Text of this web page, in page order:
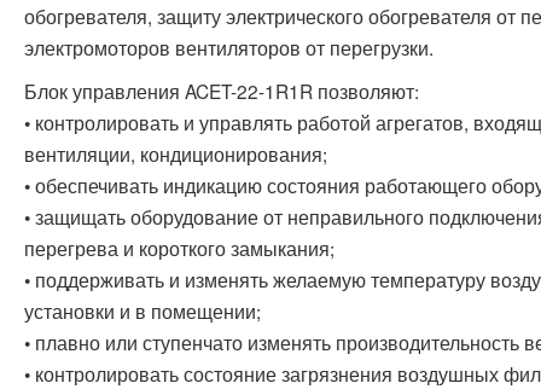
обогревателя, защиту электрического обогревателя от
электромоторов вентиляторов от перегрузки.
Блок управления ACET-22-1R1R позволяют:
• контролировать и управлять работой агрегатов,
вентиляции, кондиционирования;
• обеспечивать индикацию состояния работающего
• защищать оборудование от неправильного
перегрева и короткого замыкания;
• поддерживать и изменять желаемую температуру
установки и в помещении;
• плавно или ступенчато изменять производительность
• контролировать состояние загрязнения воздушных